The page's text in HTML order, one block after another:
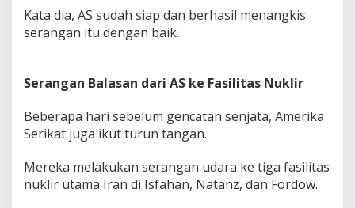
Kata dia, AS sudah siap dan berhasil menangkis
serangan itu dengan baik.
Serangan Balasan dari AS ke Fasilitas Nuklir
Beberapa hari sebelum gencatan senjata, Amerika
Serikat juga ikut turun tangan.
Mereka melakukan serangan udara ke tiga fasilitas
nuklir utama Iran di Isfahan, Natanz, dan Fordow.